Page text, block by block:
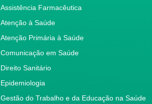
Assistência Farmacêutica
Atenção à Saúde
Atenção Primária à Saúde
Comunicação em Saúde
Direito Sanitário
Epidemiologia
Gestão do Trabalho e da Educação na Saúde